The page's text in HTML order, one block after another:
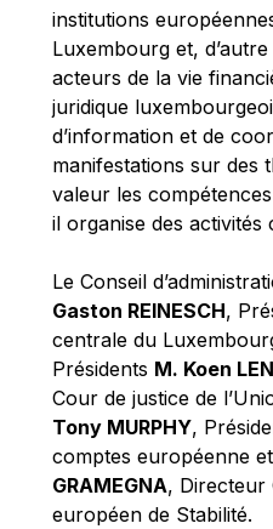
Michel Goedert
Mireille Delmas-
Nobuo Tanaka
Otmar Issing
Paolo Mengozzi
Paschal
Pat Cox
Patrizia Nanz
Philippe
Pierre Gramegna
Richard Pelly
Robert Goebbels
Robert
institutions
Luxembourg et,
acteurs de la vie
juridique
d’information et de
manifestations sur des
valeur les
il organise des activités
Le Conseil
Gaston REINESCH,
centrale du
Présidents M. Koen
Cour de justice de
Tony MURPHY,
comptes européenne et
GRAMEGNA, Directeur
européen de Stabilité.